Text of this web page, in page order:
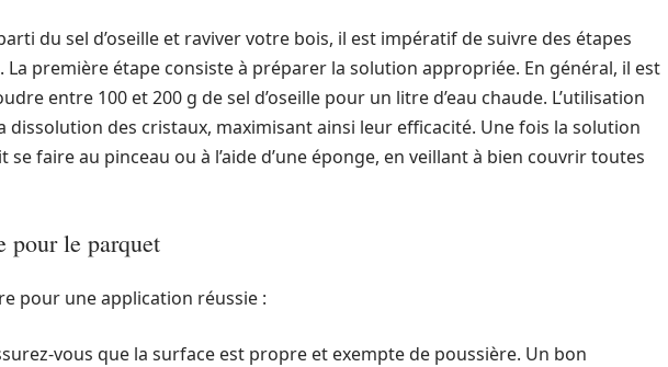
du sel d’oseille et raviver votre bois, il est impératif de suivre des étapes
La première étape consiste à préparer la solution appropriée. En général, il est
entre 100 et 200 g de sel d’oseille pour un litre d’eau chaude. L’utilisation
dissolution des cristaux, maximisant ainsi leur efficacité. Une fois la solution
se faire au pinceau ou à l’aide d’une éponge, en veillant à bien couvrir toutes
pour le parquet
pour une application réussie :
vous que la surface est propre et exempte de poussière. Un bon